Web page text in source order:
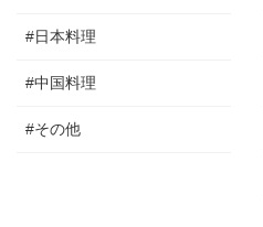
#日本料理
#中国料理
#その他